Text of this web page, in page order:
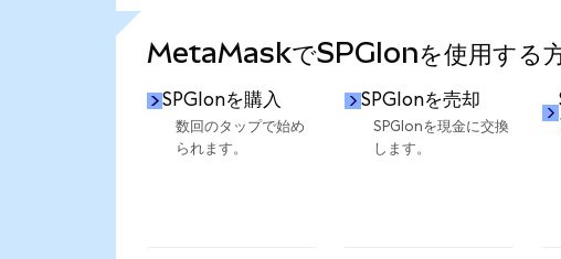
MetaMaskでSPGIonを使用する
SPGIonを購入
数回のタップで始め
られます。
SPGIonを売却
SPGIonを現金に交換
します。